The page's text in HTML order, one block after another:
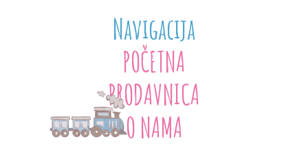
Navigacija
POČETNA
PRODAVNICA
O NAMA